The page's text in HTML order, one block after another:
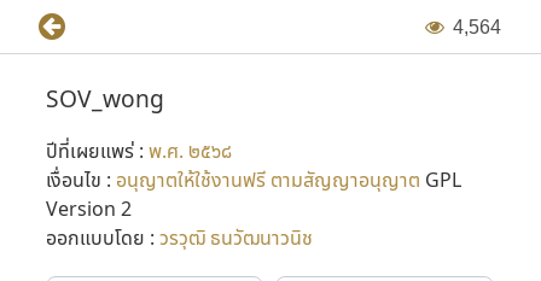
4,564
SOV_wong
ปีที่เผยแพร่ : พ.ศ. ๒๕๖๘
เงื่อนไข : อนุญาตให้ใช้งานฟรี ตามสัญญาอนุญาต GPL
Version 2
ออกแบบโดย : วรวุฒิ ธนวัฒนาวนิช